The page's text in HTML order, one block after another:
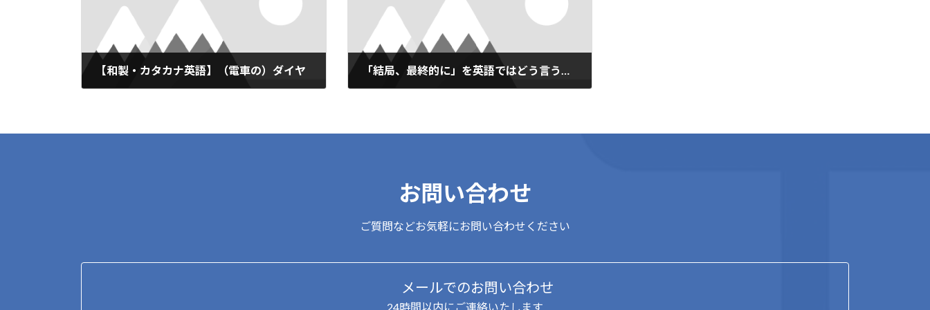
k
k
【和製・カタカナ英語】（電車の）ダイヤ 「結局、最終的に」を英語ではどう言うの？
お問い合わせ
ご質問などお気軽にお問い合わせください
メールでのお問い合わせ
24時間以内にご連絡いたします